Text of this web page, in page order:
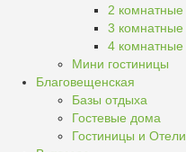
2 комнатные
3 комнатные
4 комнатные
Мини гостиницы
Благовещенская
Базы отдыха
Гостевые дома
Гостиницы и Отели